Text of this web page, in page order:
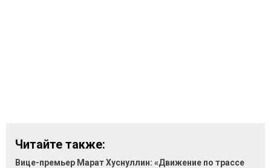
Читайте также:
Вице-премьер Марат Хуснуллин: «Движение по трассе